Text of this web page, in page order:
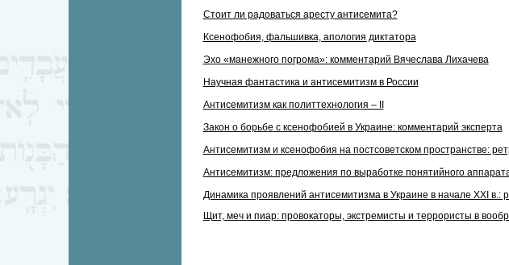
Стоит ли радоваться аресту антисемита?
Ксенофобия, фальшивка, апология диктатора
Эхо «манежного погрома»: комментарий Вячеслава Лихачева
Научная фантастика и антисемитизм в России
Антисемитизм как политтехнология – II
Закон о борьбе с ксенофобией в Украине: комментарий эксперта
Антисемитизм и ксенофобия на постсоветском пространстве:
Антисемитизм: предложения по выработке понятийного
Динамика проявлений антисемитизма в Украине в начале XXI в.:
Щит, меч и пиар: провокаторы, экстремисты и террористы в